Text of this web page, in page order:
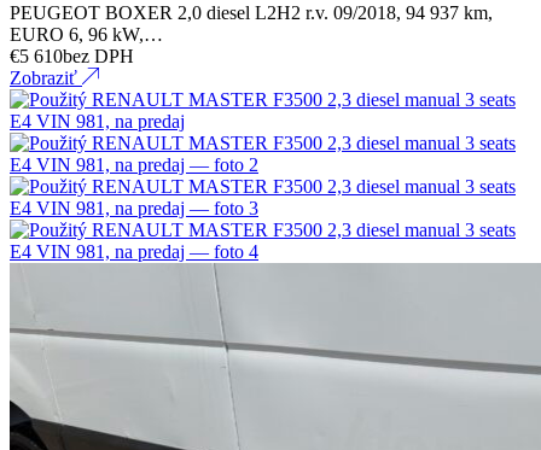
PEUGEOT BOXER 2,0 diesel L2H2 r.v. 09/2018, 94 937 km,
EURO 6, 96 kW,…
€5 610bez DPH
Zobraziť